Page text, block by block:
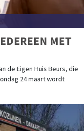
MET
de Eigen Huis Beurs, die
24 maart wordt